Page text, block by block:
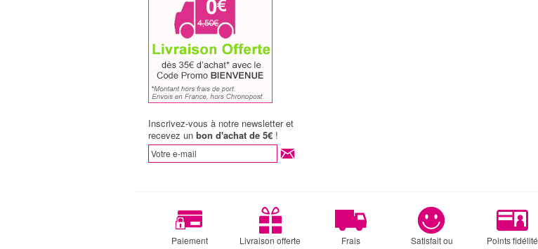
Inscrivez-vous à notre newsletter et
recevez unbon d'achat de 5€ !
Paiement
Livraison offerte
Frais
Satisfait ou
Points fidélité